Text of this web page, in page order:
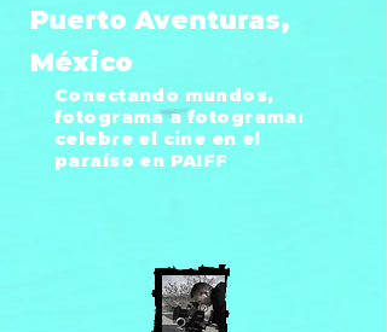
Puerto Aventuras,
México
Conectando mundos,
fotograma a fotograma:
celebre el cine en el
paraíso en PAIFF